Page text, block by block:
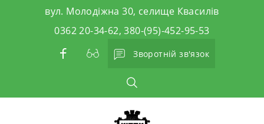
вул. Молодіжна 30, селище Квасилів
0362 20-34-62, 380-(95)-452-95-53
Зворотній зв'язок